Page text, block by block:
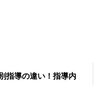
指導の違い！指導内